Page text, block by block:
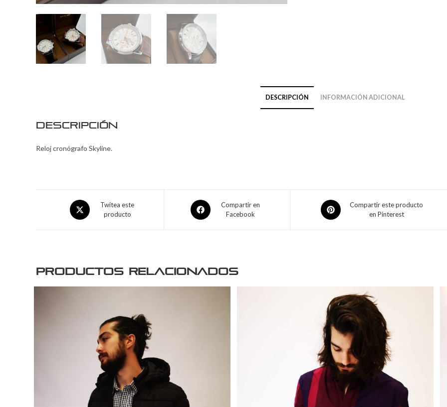
DESCRIPCIÓN INFORMACIÓN ADICIONAL
Descripción
Reloj cronógrafo Skyline.
Twitea este
producto
Compartir en
Facebook
Compartir este producto
en Pinterest
Productos relacionados